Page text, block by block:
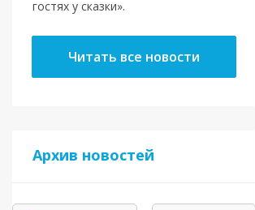
гостях у сказки».
Читать все новости
Архив новостей